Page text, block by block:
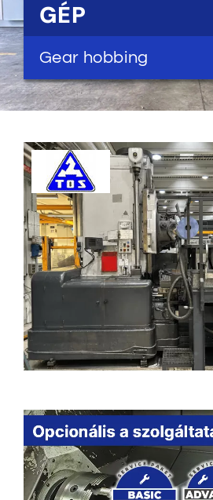
KAPCSOLATFELVÉTEL
GÉP
Gear hobbing